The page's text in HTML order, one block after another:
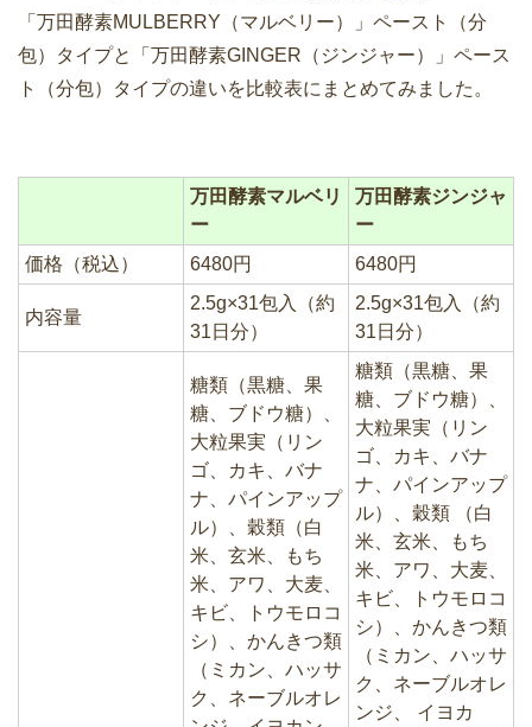
「万田酵素MULBERRY（マルベリー）」ペースト（分
包）タイプと「万田酵素GINGER（ジンジャー）」ペース
ト（分包）タイプの違いを比較表にまとめてみました。
万田酵素マルベリ
ー
万田酵素ジンジャ
ー
価格（税込）
6480円 6480円
内容量
2.5g×31包入（約
31日分）
2.5g×31包入（約
31日分）
糖類（黒糖、果
糖、ブドウ糖）、
大粒果実（リン
ゴ、カキ、バナ
ナ、パインアップ
ル）、穀類（白
米、玄米、もち
米、アワ、大麦、
キビ、トウモロコ
シ）、かんきつ類
（ミカン、ハッサ
ク、ネーブルオレ
糖類（黒糖、果
糖、ブドウ糖）、
大粒果実（リン
ゴ、カキ、バナ
ナ、パインアップ
ル）、穀類 （白
米、玄米、もち
米、アワ、大麦、
キビ、トウモロコ
シ）、かんきつ類
（ミカン、ハッサ
ク、ネーブルオレ
ンジ、 イヨカ